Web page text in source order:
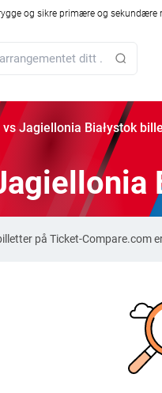
og sikre primære og sekundære
Jagiellonia Białystok
på Ticket-